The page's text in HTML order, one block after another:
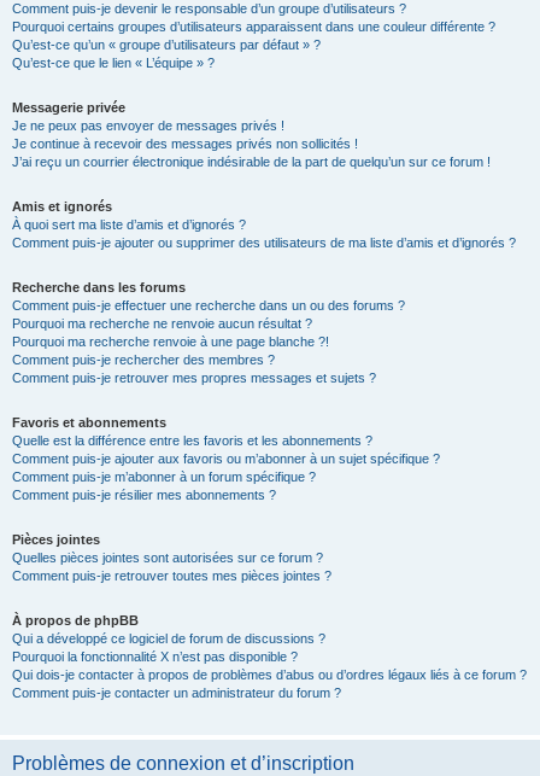
Comment puis-je devenir le responsable d’un groupe d’utilisateurs ?
Pourquoi certains groupes d’utilisateurs apparaissent dans une couleur différente ?
Qu’est-ce qu’un « groupe d’utilisateurs par défaut » ?
Qu’est-ce que le lien « L’équipe » ?
Messagerie privée
Je ne peux pas envoyer de messages privés !
Je continue à recevoir des messages privés non sollicités !
J’ai reçu un courrier électronique indésirable de la part de quelqu’un sur ce forum !
Amis et ignorés
À quoi sert ma liste d’amis et d’ignorés ?
Comment puis-je ajouter ou supprimer des utilisateurs de ma liste d’amis et d’ignorés ?
Recherche dans les forums
Comment puis-je effectuer une recherche dans un ou des forums ?
Pourquoi ma recherche ne renvoie aucun résultat ?
Pourquoi ma recherche renvoie à une page blanche ?!
Comment puis-je rechercher des membres ?
Comment puis-je retrouver mes propres messages et sujets ?
Favoris et abonnements
Quelle est la différence entre les favoris et les abonnements ?
Comment puis-je ajouter aux favoris ou m’abonner à un sujet spécifique ?
Comment puis-je m’abonner à un forum spécifique ?
Comment puis-je résilier mes abonnements ?
Pièces jointes
Quelles pièces jointes sont autorisées sur ce forum ?
Comment puis-je retrouver toutes mes pièces jointes ?
À propos de phpBB
Qui a développé ce logiciel de forum de discussions ?
Pourquoi la fonctionnalité X n’est pas disponible ?
Qui dois-je contacter à propos de problèmes d’abus ou d’ordres légaux liés à ce forum ?
Comment puis-je contacter un administrateur du forum ?
Problèmes de connexion et d’inscription